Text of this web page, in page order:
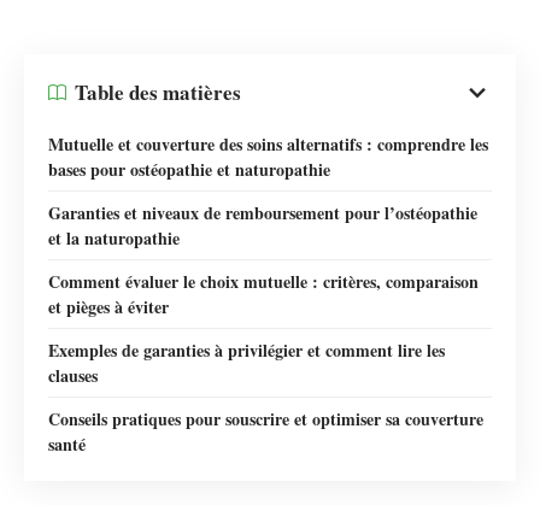
Table des matières
Mutuelle et couverture des soins alternatifs : comprendre les
bases pour ostéopathie et naturopathie
Garanties et niveaux de remboursement pour l’ostéopathie
et la naturopathie
Comment évaluer le choix mutuelle : critères, comparaison
et pièges à éviter
Exemples de garanties à privilégier et comment lire les
clauses
Conseils pratiques pour souscrire et optimiser sa couverture
santé